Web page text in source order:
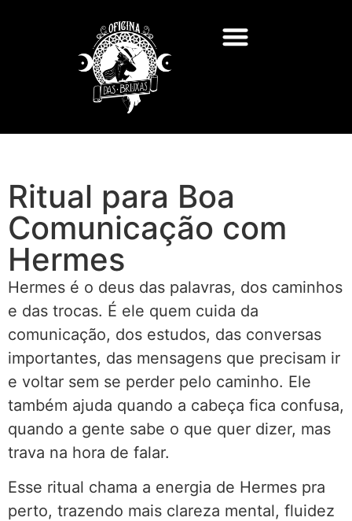
Ritual para Boa
Comunicação com
Hermes
Hermes é o deus das palavras, dos caminhos
e das trocas. É ele quem cuida da
comunicação, dos estudos, das conversas
importantes, das mensagens que precisam ir
e voltar sem se perder pelo caminho. Ele
também ajuda quando a cabeça fica confusa,
quando a gente sabe o que quer dizer, mas
trava na hora de falar.
Esse ritual chama a energia de Hermes pra
perto, trazendo mais clareza mental, fluidez